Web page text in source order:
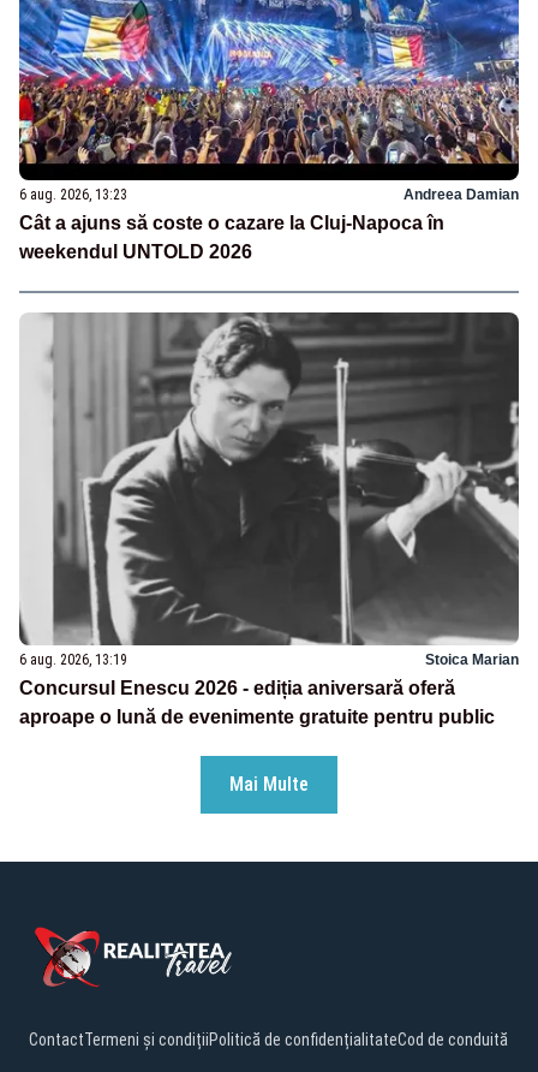
6 aug. 2026, 13:23 Andreea Damian
Cât a ajuns să coste o cazare la Cluj-Napoca în
weekendul UNTOLD 2026
6 aug. 2026, 13:19 Stoica Marian
Concursul Enescu 2026 - ediția aniversară oferă
aproape o lună de evenimente gratuite pentru public
Mai Multe
ContactTermeni și condițiiPolitică de confidențialitateCod de conduită